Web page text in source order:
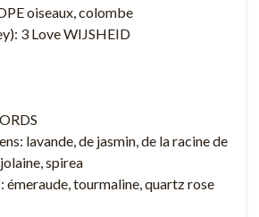
oiseaux, colombe
3 Love WIJSHEID
lavande, de jasmin, de la racine de
spirea
émeraude, tourmaline, quartz rose